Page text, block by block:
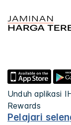
Unduh aplikasi
Rewards
Pelajari